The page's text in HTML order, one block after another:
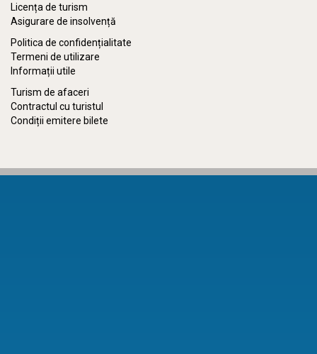
Licența de turism
Asigurare de insolvență
Politica de confidențialitate
Termeni de utilizare
Informații utile
Turism de afaceri
Contractul cu turistul
Condiții emitere bilete